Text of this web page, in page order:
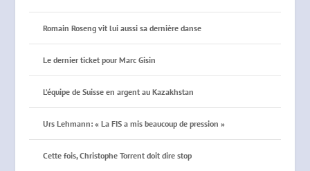
Romain Roseng vit lui aussi sa dernière danse
Le dernier ticket pour Marc Gisin
L’équipe de Suisse en argent au Kazakhstan
Urs Lehmann: « La FIS a mis beaucoup de pression »
Cette fois, Christophe Torrent doit dire stop